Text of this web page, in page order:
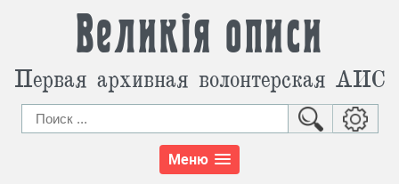
Великія описи
Первая архивная волонтерская АИС
Меню